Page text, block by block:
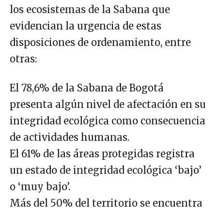
los ecosistemas de la Sabana que
evidencian la urgencia de estas
disposiciones de ordenamiento, entre
otras:
El 78,6% de la Sabana de Bogotá
presenta algún nivel de afectación en su
integridad ecológica como consecuencia
de actividades humanas.
El 61% de las áreas protegidas registra
un estado de integridad ecológica ‘bajo’
o ‘muy bajo’.
Más del 50% del territorio se encuentra